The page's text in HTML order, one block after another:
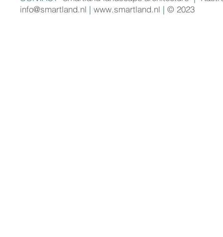
info@smartland.nl | www.smartland.nl | © 2023